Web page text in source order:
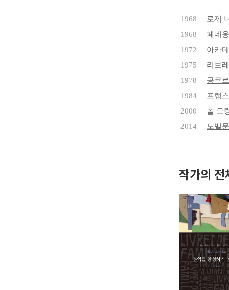
시적인
었던 아
1968
로제
1968
페네
1972
아카
1975
리브
1978
공쿠
1984
프랭
2000
폴 모
2014
노벨
작가의 전